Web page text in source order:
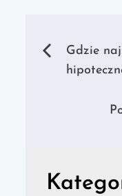
Gdzie